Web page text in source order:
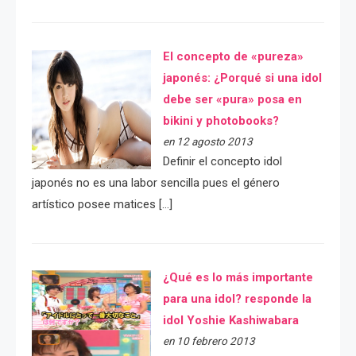
El concepto de «pureza»
japonés: ¿Porqué si una idol
debe ser «pura» posa en
bikini y photobooks?
en 12 agosto 2013
Definir el concepto idol
japonés no es una labor sencilla pues el género
artístico posee matices […]
¿Qué es lo más importante
para una idol? responde la
idol Yoshie Kashiwabara
en 10 febrero 2013